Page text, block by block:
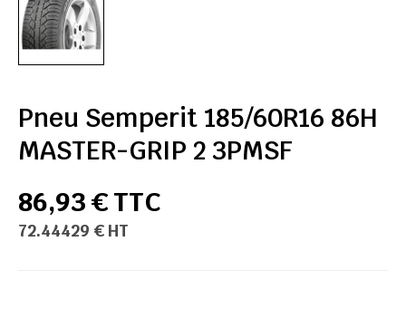
Pneu Semperit 185/60R16 86H
MASTER-GRIP 2 3PMSF
86,93 € TTC
72.44429 € HT